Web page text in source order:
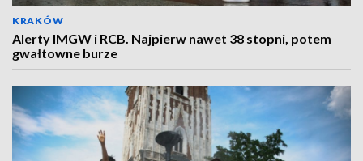
KRAKÓW
Alerty IMGW i RCB. Najpierw nawet 38 stopni, potem
gwałtowne burze